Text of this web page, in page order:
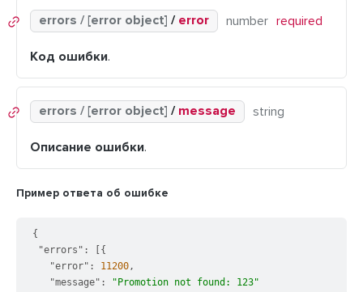
errors / [error object] / error number required
Код ошибки.
errors / [error object] / message string
Описание ошибки.
Пример ответа об ошибке
{
"errors" :
{
"error" : 11200,
"message" :
"Promotion not found: 123"